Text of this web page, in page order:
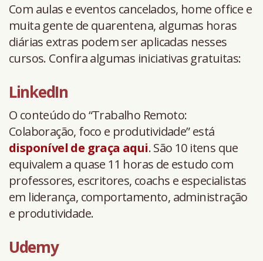
Com aulas e eventos cancelados, home office e
muita gente de quarentena, algumas horas
diárias extras podem ser aplicadas nesses
cursos. Confira algumas iniciativas gratuitas:
LinkedIn
O conteúdo do “Trabalho Remoto:
Colaboração, foco e produtividade” está
disponível de graça aqui. São 10 itens que
equivalem a quase 11 horas de estudo com
professores, escritores, coachs e especialistas
em liderança, comportamento, administração
e produtividade.
Udemy